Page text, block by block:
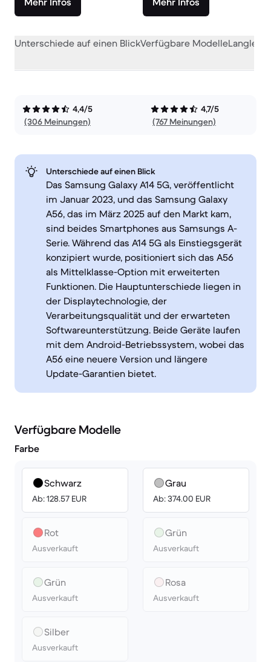
Unterschiede auf einen BlickVerfügbare Modelle
4,4/5
(306 Meinungen)
4,7/5
(767 Meinungen)
Unterschiede auf einen Blick
Das Samsung Galaxy A14 5G, veröffentlicht
im Januar 2023, und das Samsung Galaxy
A56, das im März 2025 auf den Markt kam,
sind beides Smartphones aus Samsungs A-
Serie. Während das A14 5G als Einstiegsgerät
konzipiert wurde, positioniert sich das A56
als Mittelklasse-Option mit erweiterten
Funktionen. Die Hauptunterschiede liegen in
der Displaytechnologie, der
Verarbeitungsqualität und der erwarteten
Softwareunterstützung. Beide Geräte laufen
mit dem Android-Betriebssystem, wobei das
A56 eine neuere Version und längere
Update-Garantien bietet.
Verfügbare Modelle
Farbe
Schwarz
Ab: 128.57 EUR
Rot
Ausverkauft
Grün
Ausverkauft
Silber
Ausverkauft
Grau
Ab: 374.00 EUR
Grün
Ausverkauft
Rosa
Ausverkauft